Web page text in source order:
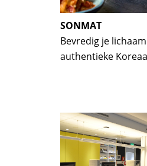
SONMAT
Bevredig je
authentieke